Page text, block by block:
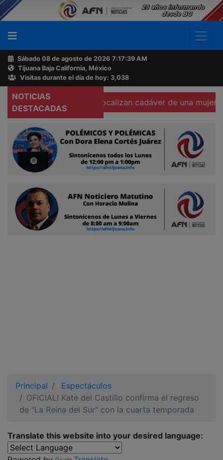
Sábado 08 de agosto de 2026 7:17:40 AM
Tijuana Baja California, México
Visitas durante el día de hoy: 3,038
NOTICIAS
DESTACADAS
corporal Localizan cadáver de una mujer calcinada
Principal
Espectáculos
OFICIAL! Kate del Castillo confirma el regreso
de "La Reina del Sur" con la cuarta temporada
Translate this website into your desired language:
Buscador
Acerca
de
AFN
Ventas
Contacto
Reportero
Ciudadano